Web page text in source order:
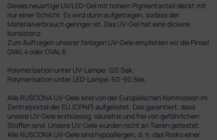
Dieses neuartige UV/LED-Gel mit hohem Pigmentanteil deckt mit
nur einer Schicht. Es wird dünn aufgetragen, sodass der
Materialverbrauch geringer ist. Das UV-Gel hat eine dickere
Konsistenz.
Zum Auftragen unserer farbigen UV-Gele empfehlen wir die Pinsel
OVAL 4 oder OVAL 6.
Polymerisation unter UV-Lampe: 120 Sek.
Polymerisation unter LED-Lampe: 60-90 Sek.
Alle RUSCONA UV-Gele sind von der Europäischen Kommission im
Zentralportal der EU (CPNP) aufgelistet. Das garantiert, dass
unsere UV-Gele erstklassig, säurefrei und frei von gefährlichen
Stoffen sind. Unsere UV-Gele wurden nicht an Tieren getestet.
Alle RUSCONA UV-Gele sind hypoallergen, d. h. das Risiko einer